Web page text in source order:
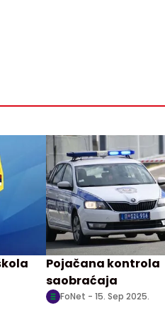
Pojačana kontrola
saobraćaja
FoNet - 15. Sep 2025.